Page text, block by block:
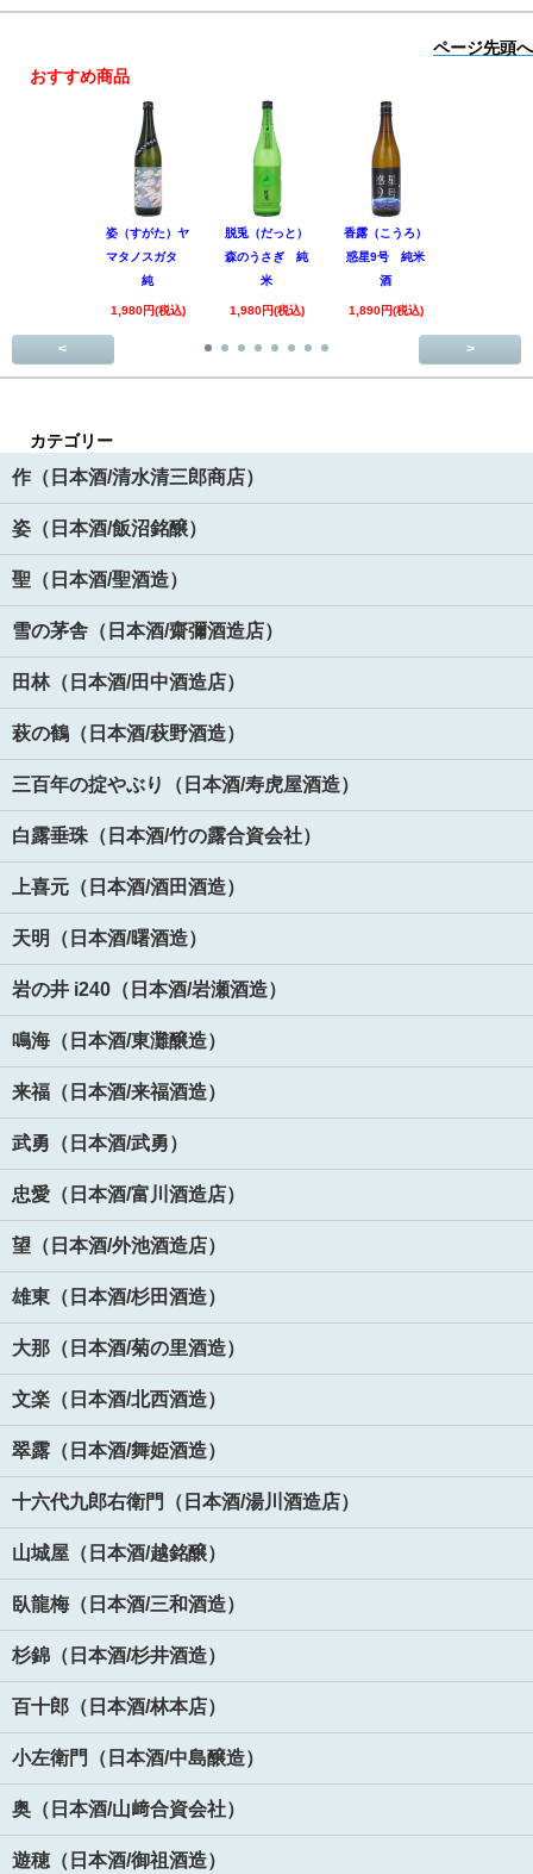
ページ先頭へ
おすすめ商品
姿（すがた）ヤ
マタノスガタ
純
1,980円(税込)
脱兎（だっと）
森のうさぎ 純
米
1,980円(税込)
香露（こうろ）
惑星9号 純米
酒
1,890円(税込)
< >
カテゴリー
作（日本酒/清水清三郎商店）
姿（日本酒/飯沼銘醸）
聖（日本酒/聖酒造）
雪の茅舎（日本酒/齋彌酒造店）
田林（日本酒/田中酒造店）
萩の鶴（日本酒/萩野酒造）
三百年の掟やぶり（日本酒/寿虎屋酒造）
白露垂珠（日本酒/竹の露合資会社）
上喜元（日本酒/酒田酒造）
天明（日本酒/曙酒造）
岩の井 i240（日本酒/岩瀬酒造）
鳴海（日本酒/東灘醸造）
来福（日本酒/来福酒造）
武勇（日本酒/武勇）
忠愛（日本酒/富川酒造店）
望（日本酒/外池酒造店）
雄東（日本酒/杉田酒造）
大那（日本酒/菊の里酒造）
文楽（日本酒/北西酒造）
翠露（日本酒/舞姫酒造）
十六代九郎右衛門（日本酒/湯川酒造店）
山城屋（日本酒/越銘醸）
臥龍梅（日本酒/三和酒造）
杉錦（日本酒/杉井酒造）
百十郎（日本酒/林本店）
小左衛門（日本酒/中島醸造）
奥（日本酒/山﨑合資会社）
遊穂（日本酒/御祖酒造）